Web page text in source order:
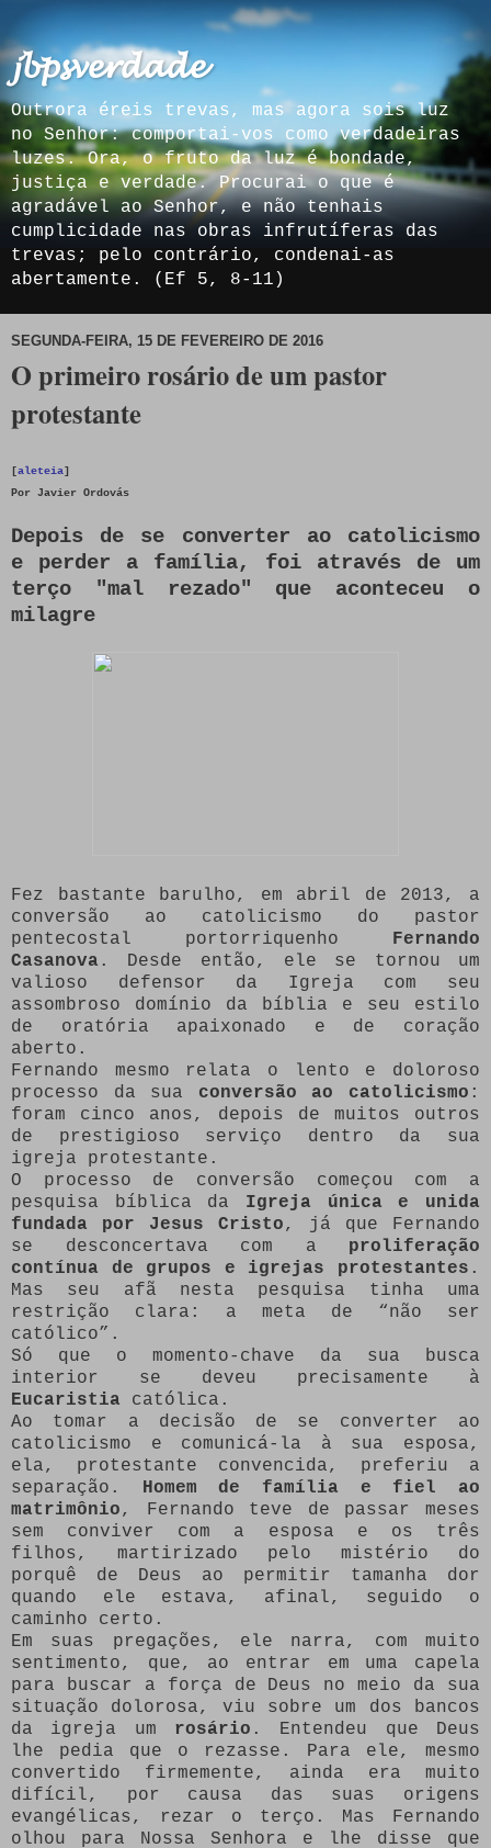
𝓳𝓫𝓹𝓼𝓿𝓮𝓻𝓭𝓪𝓭𝓮
Outrora éreis trevas, mas agora sois luz
no Senhor: comportai-vos como verdadeiras
luzes. Ora, o fruto da luz é bondade,
justiça e verdade. Procurai o que é
agradável ao Senhor, e não tenhais
cumplicidade nas obras infrutíferas das
trevas; pelo contrário, condenai-as
abertamente. (Ef 5, 8-11)
SEGUNDA-FEIRA, 15 DE FEVEREIRO DE 2016
O primeiro rosário de um pastor
protestante
[aleteia]
Por Javier Ordovás
Depois de se converter ao catolicismo
e perder a família, foi através de um
terço "mal rezado" que aconteceu o
milagre
Fez bastante barulho, em abril de 2013, a
conversão ao catolicismo do pastor
pentecostal portorriquenho Fernando
Casanova . Desde então, ele se tornou um
valioso defensor da Igreja com seu
assombroso domínio da bíblia e seu estilo
de oratória apaixonado e de coração
aberto.
Fernando mesmo relata o lento e doloroso
processo da sua conversão ao catolicismo :
foram cinco anos, depois de muitos outros
de prestigioso serviço dentro da sua
igreja protestante.
O processo de conversão começou com a
pesquisa bíblica da Igreja única e unida
fundada por Jesus Cristo, já que Fernando
se desconcertava com a proliferação
contínua de grupos e igrejas protestantes .
Mas seu afã nesta pesquisa tinha uma
restrição clara: a meta de “não ser
católico”.
Só que o momento-chave da sua busca
interior se deveu precisamente à
Eucaristia católica.
Ao tomar a decisão de se converter ao
catolicismo e comunicá-la à sua esposa,
ela, protestante convencida, preferiu a
separação. Homem de família e fiel ao
matrimônio, Fernando teve de passar meses
sem conviver com a esposa e os três
filhos, martirizado pelo mistério do
porquê de Deus ao permitir tamanha dor
quando ele estava, afinal, seguido o
caminho certo.
Em suas pregações, ele narra, com muito
sentimento, que, ao entrar em uma capela
para buscar a força de Deus no meio da sua
situação dolorosa, viu sobre um dos bancos
da igreja um rosário . Entendeu que Deus
lhe pedia que o rezasse. Para ele, mesmo
convertido firmemente, ainda era muito
difícil, por causa das suas origens
evangélicas, rezar o terço. Mas Fernando
olhou para Nossa Senhora e lhe disse que